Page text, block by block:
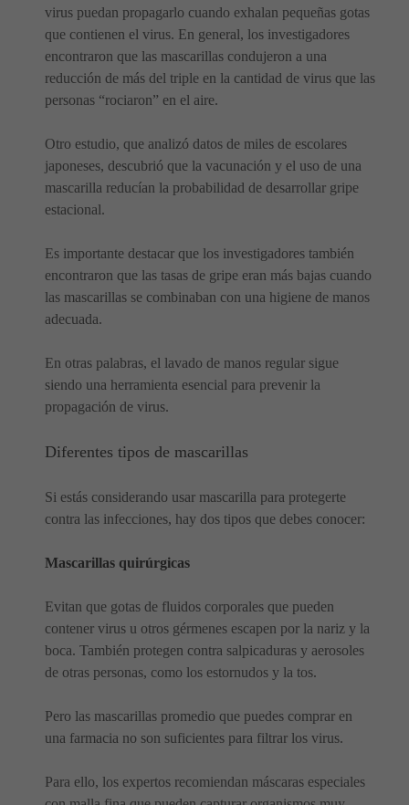
virus puedan propagarlo cuando exhalan pequeñas gotas
que contienen el virus. En general, los investigadores
encontraron que las mascarillas condujeron a una
reducción de más del triple en la cantidad de virus que las
personas “rociaron” en el aire.
Otro estudio, que analizó datos de miles de escolares
japoneses, descubrió que la vacunación y el uso de una
mascarilla reducían la probabilidad de desarrollar gripe
estacional.
Es importante destacar que los investigadores también
encontraron que las tasas de gripe eran más bajas cuando
las mascarillas se combinaban con una higiene de manos
adecuada.
En otras palabras, el lavado de manos regular sigue
siendo una herramienta esencial para prevenir la
propagación de virus.
Diferentes tipos de mascarillas
Si estás considerando usar mascarilla para protegerte
contra las infecciones, hay dos tipos que debes conocer:
Mascarillas quirúrgicas
Evitan que gotas de fluidos corporales que pueden
contener virus u otros gérmenes escapen por la nariz y la
boca. También protegen contra salpicaduras y aerosoles
de otras personas, como los estornudos y la tos.
Pero las mascarillas promedio que puedes comprar en
una farmacia no son suficientes para filtrar los virus.
Para ello, los expertos recomiendan máscaras especiales